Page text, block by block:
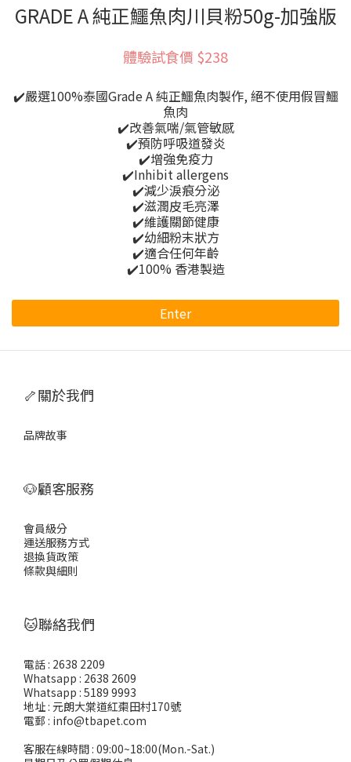
GRADE A 純正鱷魚肉川貝粉50g-加強版
體驗試食價 $238
✔️嚴選100%泰國Grade A 純正鱷魚肉製作, 絕不使用假冒鱷
魚肉
✔️改善氣喘/氣管敏感
✔️預防呼吸道發炎
✔️增強免疫力
✔️Inhibit allergens
✔️減少淚痕分泌
✔️滋潤皮毛亮澤
✔️維護關節健康
✔️幼細粉末狀方
✔️適合任何年齡
✔️100% 香港製造
Enter
🦴關於我們
品牌故事
🐶顧客服務
會員級分
運送服務方式
退換貨政策
條款與細則
🐱聯絡我們
電話 : 2638 2209
Whatsapp : 2638 2609
Whatsapp : 5189 9993
地址 : 元朗大棠道紅棗田村170號
電郵 : info@tbapet.com
客服在線時間 : 09:00~18:00(Mon.-Sat.)